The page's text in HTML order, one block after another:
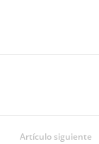
Artículo siguiente